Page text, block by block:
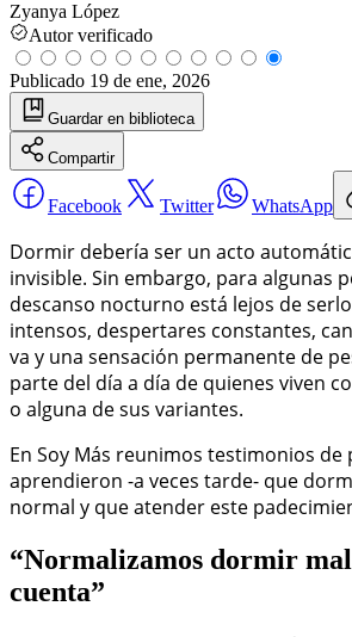
Zyanya López
Autor verificado
Publicado 19 de ene, 2026
Guardar en biblioteca
Compartir
Facebook Twitter WhatsApp
Dormir debería ser un acto
invisible. Sin embargo, para algunas
descanso nocturno está lejos de
intensos, despertares constantes,
va y una sensación permanente de
parte del día a día de quienes viven
o alguna de sus variantes.
En Soy Más reunimos testimonios de
aprendieron -a veces tarde- que
normal y que atender este
“Normalizamos dormir
cuenta”